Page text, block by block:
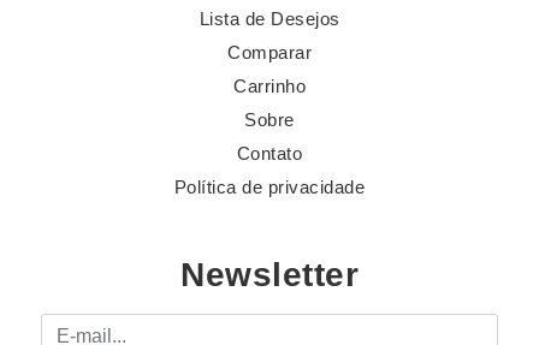
Lista de Desejos
Comparar
Carrinho
Sobre
Contato
Política de privacidade
Newsletter
E-mail